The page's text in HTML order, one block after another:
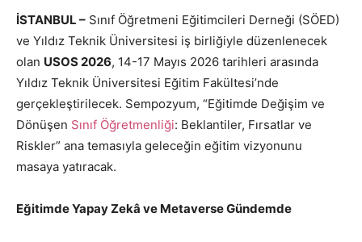
İSTANBUL – Sınıf Öğretmeni Eğitimcileri Derneği (SÖED)
ve Yıldız Teknik Üniversitesi iş birliğiyle düzenlenecek
olan USOS 2026, 14-17 Mayıs 2026 tarihleri arasında
Yıldız Teknik Üniversitesi Eğitim Fakültesi’nde
gerçekleştirilecek. Sempozyum, “Eğitimde Değişim ve
Dönüşen Sınıf Öğretmenliği: Beklantiler, Fırsatlar ve
Riskler” ana temasıyla geleceğin eğitim vizyonunu
masaya yatıracak.
Eğitimde Yapay Zekâ ve Metaverse Gündemde